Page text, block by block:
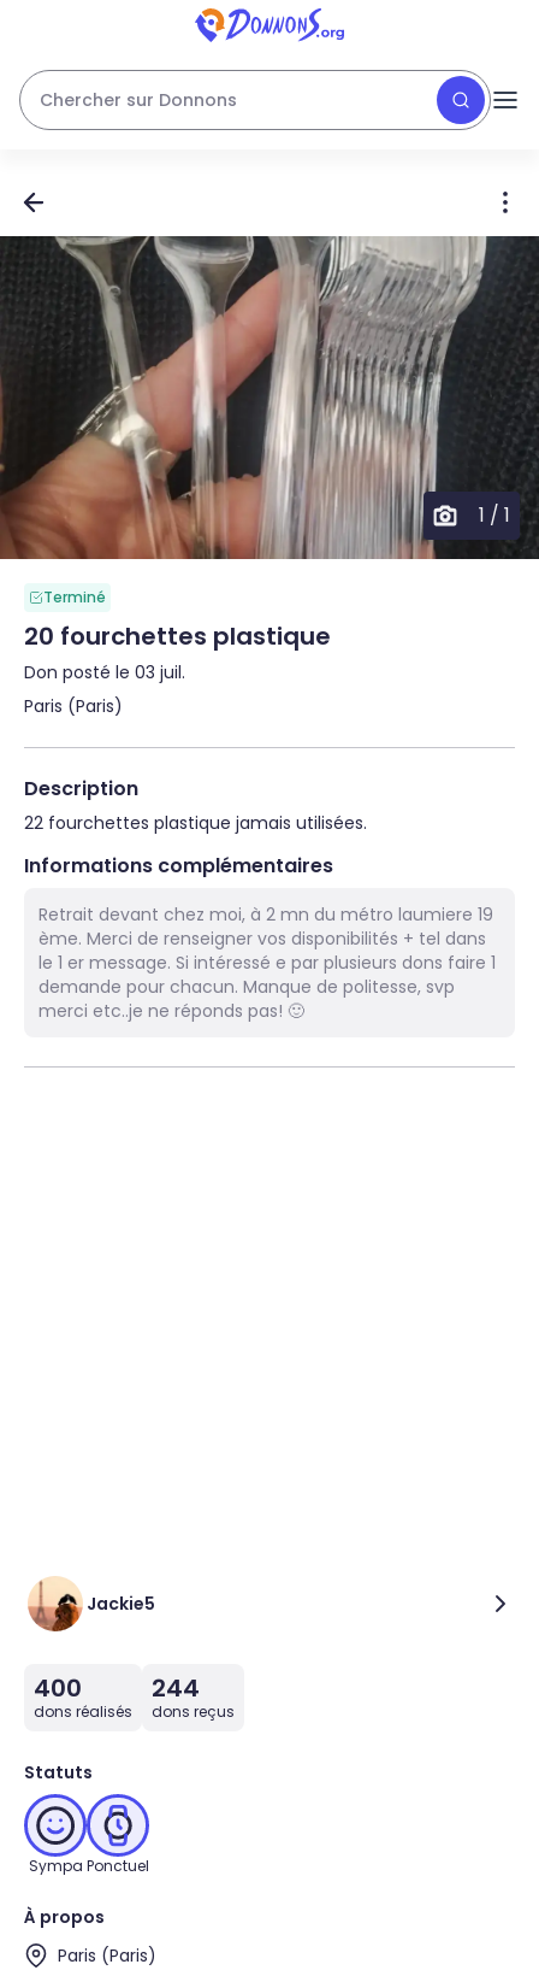
Chercher sur Donnons
1 / 1
Terminé
20 fourchettes plastique
Don posté le 03 juil.
Paris (Paris)
Description
22 fourchettes plastique jamais utilisées.
Informations complémentaires
Retrait devant chez moi, à 2 mn du métro laumiere 19
ème. Merci de renseigner vos disponibilités + tel dans
le 1 er message. Si intéressé e par plusieurs dons faire 1
demande pour chacun. Manque de politesse, svp
merci etc..je ne réponds pas! 🙂
Jackie5
400
dons réalisés
244
dons reçus
Statuts
Sympa Ponctuel
À propos
Paris (Paris)